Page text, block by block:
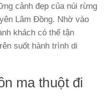
cảnh đẹp của núi rừng
Lâm Đồng. Nhờ vào
khách có thể tận
suốt hành trình di
ma thuột đi